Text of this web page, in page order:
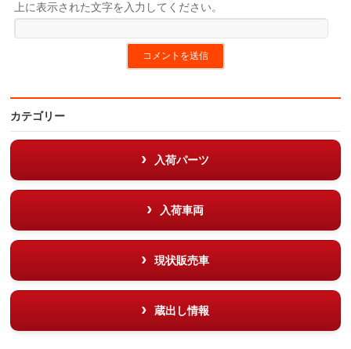
上に表示された文字を入力してください。
カテゴリー
入荷パーツ
入荷車両
現状販売車
蔵出し情報